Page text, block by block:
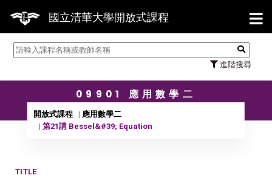
國立清華大學開放式課程
進階搜尋
【
09901 應用數學二
開放式課程
應用數學二
第21講 Bessel&#39; Equation
TITLE